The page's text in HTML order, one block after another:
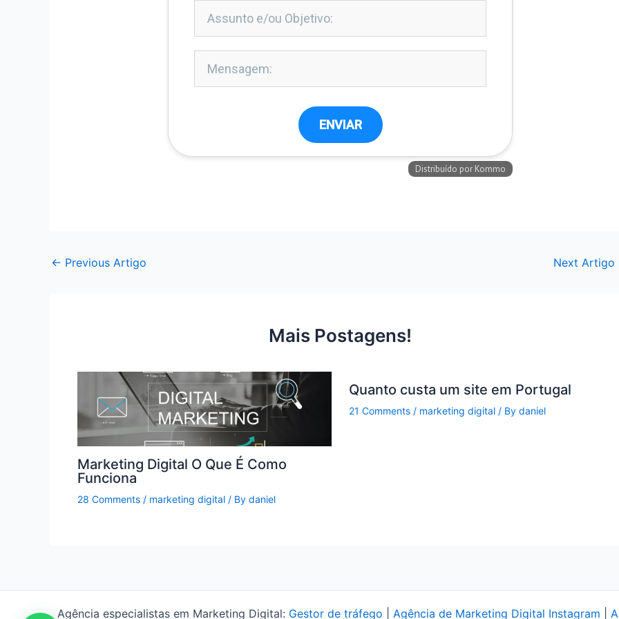
← Previous Artigo Next Artigo
Mais Postagens!
Marketing Digital O Que É Como
Funciona
28 Comments / marketing digital / By daniel
Quanto custa um site em Portugal
21 Comments / marketing digital/ By daniel
Agência especialistas em Marketing Digital: Gestor de tráfego Agência de Marketing Digital Instagram